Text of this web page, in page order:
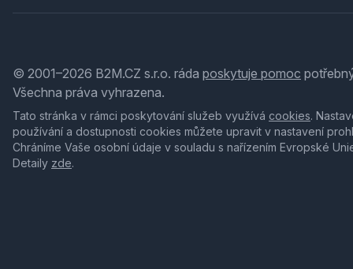
© 2001–2026 B2M.CZ s.r.o. ráda poskytuje pomoc
Všechna práva vyhrazena.
Tato stránka v rámci poskytování služeb využívá cookies.
používání a dostupnosti cookies můžete upravit v nastavení
Chráníme Vaše osobní údaje v souladu s nařízením Evropské
Detaily zde.